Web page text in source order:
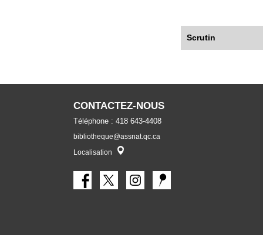
Scrutin
CONTACTEZ-NOUS
Téléphone : 418 643-4408
bibliotheque@assnat.qc.ca
Localisation